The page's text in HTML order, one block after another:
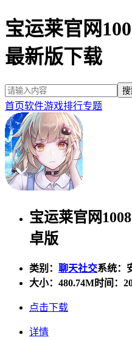
宝运莱官网
最新版下载
首页软件游戏排行专题
宝运莱官网
卓版
类别： 聊天社交系统：
大小： 480.74M时间：
点击下载
详情